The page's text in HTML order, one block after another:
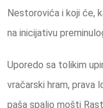
Nestorovića i koji će,
na inicijativu
Uporedo sa tolikim
vračarski hram, prava
paša spalio mošti